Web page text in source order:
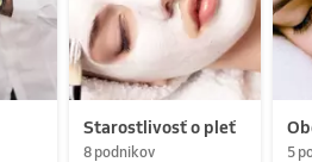
Starostlivosť o pleť
8 podnikov 5